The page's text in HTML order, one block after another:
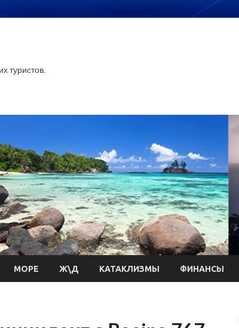
туристов.
МОРЕ Ж\Д КАТАКЛИЗМЫ ФИНАНСЫ